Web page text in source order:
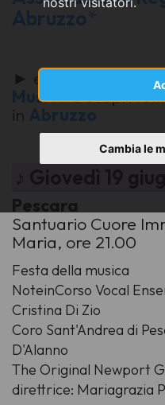
Cambia le
Abruzzo*
► esplora il sito
Musicae scopri
in Abruzzo
♪ Giovedì 19
Pescara
Santuario Cuore
Maria, ore 21.00
Festa della musica
NoteinCorso Vocal
Cristina Di Zio
Coro Sant'Andrea di
D'Alanno
The Original Newport
direttrice: Mariagrazia